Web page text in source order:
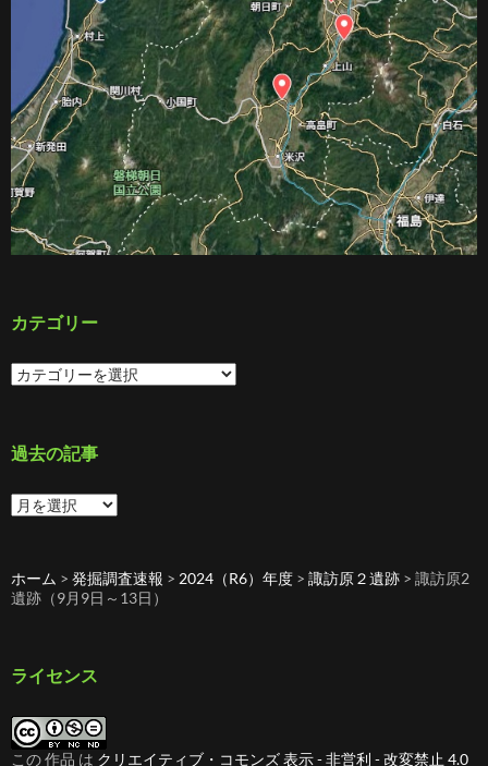
カテゴリー
カ
テ
ー
過去の記事
過
去
事
ホーム > 発掘調査速報 > 2024（R6）年度 > 諏訪原２遺跡 > 諏訪原2
遺跡（9月9日～13日）
ライセンス
この 作品 は クリエイティブ・コモンズ 表示 - 非営利 - 改変禁止 4.0